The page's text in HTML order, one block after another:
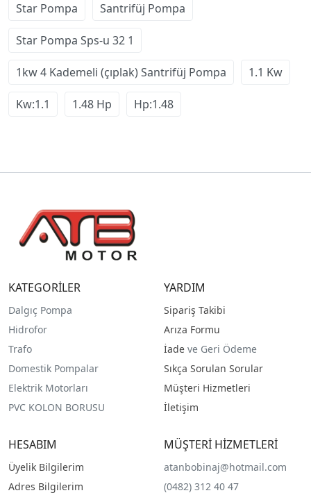
Star Pompa Santrifüj Pompa
Star Pompa Sps-u 32 1
1kw 4 Kademeli (çıplak) Santrifüj Pompa 1.1 Kw
Kw:1.1 1.48 Hp Hp:1.48
KATEGORİLER
Dalgıç Pompa
Hidrofor
Trafo
Domestik Pompalar
Elektrik Motorları
PVC KOLON BORUSU
YARDIM
Sipariş Takibi
Arıza Formu
İade ve Geri Ödeme
Sıkça Sorulan Sorular
Müşteri Hizmetleri
İletişim
HESABIM
Üyelik Bilgilerim
Adres Bilgilerim
MÜŞTERİ HİZMETLERİ
atanbobinaj@hotmail.com
(0482) 312 40 47